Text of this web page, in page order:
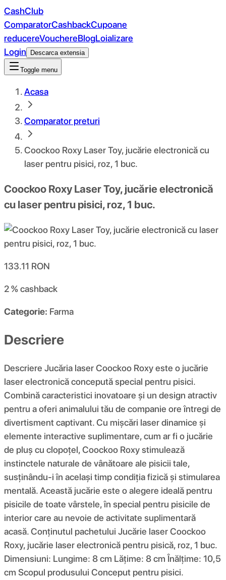
CashClub
ComparatorCashbackCupoane
reducereVouchereBlogLoializare
Login
Descarca extensia
Toggle menu
Acasa
Comparator preturi
Coockoo Roxy Laser Toy, jucărie electronică cu
laser pentru pisici, roz, 1 buc.
Coockoo Roxy Laser Toy, jucărie electronică
cu laser pentru pisici, roz, 1 buc.
133.11 RON
2 %cashback
Categorie: Farma
Descriere
Descriere Jucăria laser Coockoo Roxy este o jucărie
laser electronică concepută special pentru pisici.
Combină caracteristici inovatoare și un design atractiv
pentru a oferi animalului tău de companie ore întregi de
divertisment captivant. Cu mișcări laser dinamice și
elemente interactive suplimentare, cum ar fi o jucărie
de pluș cu clopoțel, Coockoo Roxy stimulează
instinctele naturale de vânătoare ale pisicii tale,
susținându-i în același timp condiția fizică și stimularea
mentală. Această jucărie este o alegere ideală pentru
pisicile de toate vârstele, în special pentru pisicile de
interior care au nevoie de activitate suplimentară
acasă. Conținutul pachetului Jucărie laser Coockoo
Roxy, jucărie laser electronică pentru pisică, roz, 1 buc.
Dimensiuni: Lungime: 8 cm Lățime: 8 cm Înălțime: 10,5
cm Scopul produsului Conceput pentru pisici.